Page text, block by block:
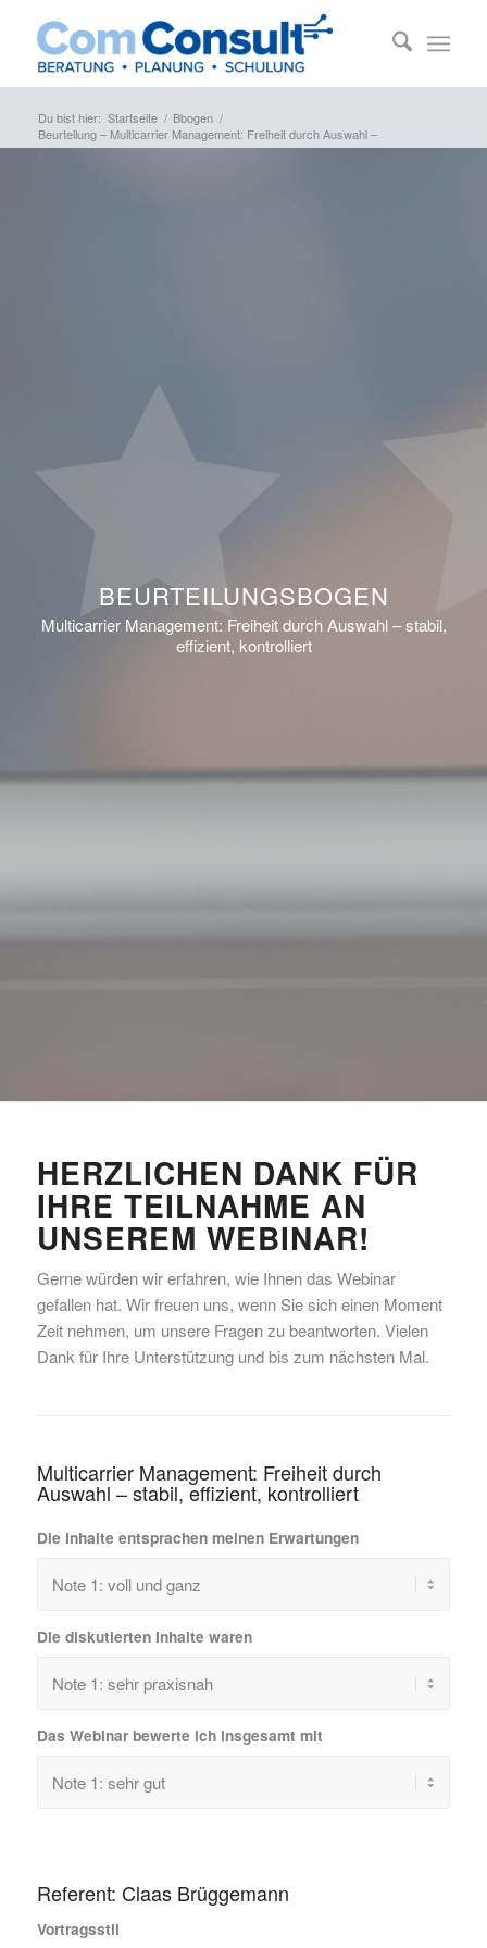
Du bist hier: Startseite / Bbogen /
Beurteilung – Multicarrier Management: Freiheit durch Auswahl –
s...
BEURTEILUNGSBOGEN
Multicarrier Management: Freiheit durch Auswahl – stabil,
effizient, kontrolliert
HERZLICHEN DANK FÜR
IHRE TEILNAHME AN
UNSEREM WEBINAR!
Gerne würden wir erfahren, wie Ihnen das Webinar
gefallen hat. Wir freuen uns, wenn Sie sich einen Moment
Zeit nehmen, um unsere Fragen zu beantworten. Vielen
Dank für Ihre Unterstützung und bis zum nächsten Mal.
Multicarrier Management: Freiheit durch
Auswahl – stabil, effizient, kontrolliert
Die Inhalte entsprachen meinen Erwartungen
Die diskutierten Inhalte waren
Das Webinar bewerte ich insgesamt mit
Referent: Claas Brüggemann
Vortragsstil